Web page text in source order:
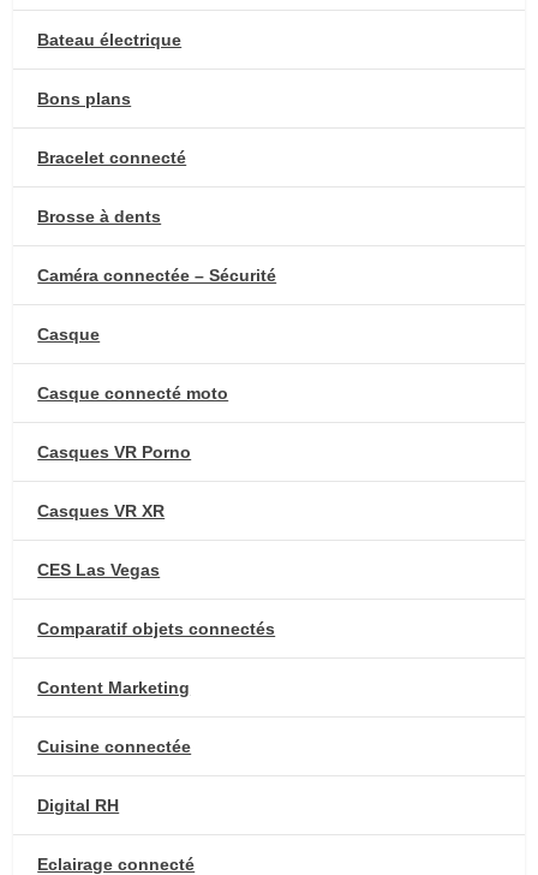
Bateau électrique
Bons plans
Bracelet connecté
Brosse à dents
Caméra connectée – Sécurité
Casque
Casque connecté moto
Casques VR Porno
Casques VR XR
CES Las Vegas
Comparatif objets connectés
Content Marketing
Cuisine connectée
Digital RH
Eclairage connecté